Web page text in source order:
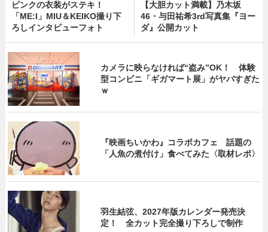
ピンクの衣装がステキ！
「ME:I」MIU＆KEIKO撮り下
ろしインタビューフォト
【大胆カット満載】乃木坂
46・与田祐希3rd写真集『ヨー
ダ』公開カット
カメラに映らなければ“盗み”OK！ 体験
型コンビニ「ギガマート展」がヤバすぎた
ｗ
『映画ちいかわ』コラボカフェ 話題の
「人魚の煮付け」食べてみた〈取材レポ〉
羽生結弦、2027年版カレンダー発売決
定！ 全カット完全撮り下ろしで制作